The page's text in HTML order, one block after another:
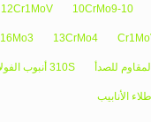
10CrMo9-10
12Cr1MoV
13CrMo4
16Mo3
310S أنبوب الفولاذ المقاوم للصدأ